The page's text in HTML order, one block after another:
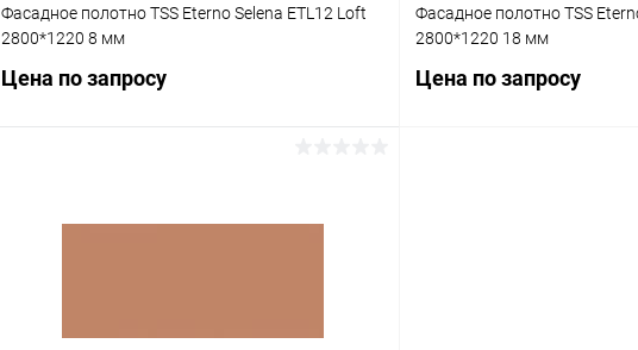
Фасадное полотно TSS Eterno Selena ETL12 Loft
2800*1220 8 мм
Цена по запросу
Фасадное полотно TSS
2800*1220 18 мм
Цена по запросу